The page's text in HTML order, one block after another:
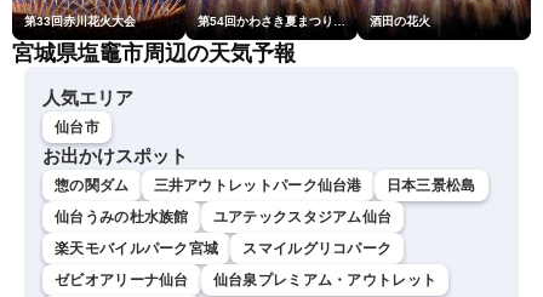
第33回赤川花火大会 第54回かわさき夏まつり花火大会「おらが自慢のでっかい花火」 酒田の花火
宮城県塩竈市周辺の天気予報
人気エリア
仙台市
お出かけスポット
惣の関ダム 三井アウトレットパーク仙台港
日本三景松島
仙台うみの杜水族館
ユアテックスタジアム仙台
楽天モバイルパーク宮城
スマイルグリコパーク
ゼビオアリーナ仙台
仙台泉プレミアム・アウトレット